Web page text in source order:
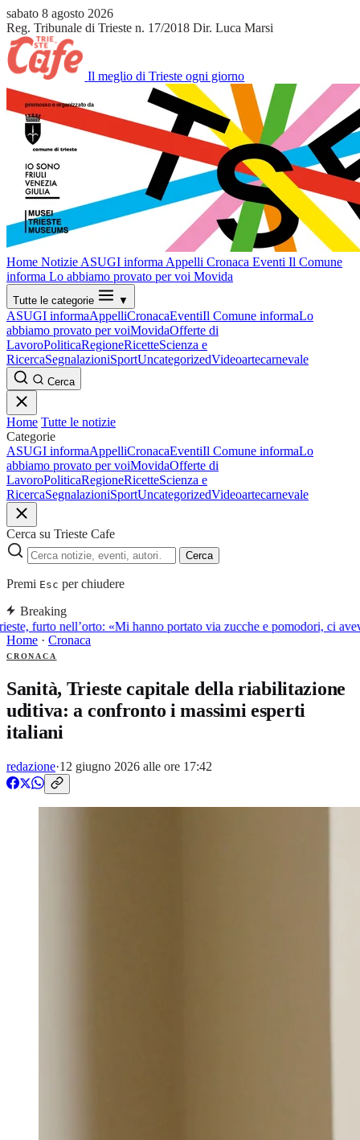
sabato 8 agosto 2026
Reg. Tribunale di Trieste n. 17/2018 Dir. Luca Marsi
Il meglio di Trieste ogni giorno
Home Notizie ASUGI informa Appelli Cronaca Eventi Il Comune
informa Lo abbiamo provato per voi Movida
Tutte le categorie ▼
ASUGI informaAppelliCronacaEventiIl Comune informaLo
abbiamo provato per voiMovidaOfferte di
LavoroPoliticaRegioneRicetteScienza e
RicercaSegnalazioniSportUncategorizedVideoartecarnevale
Cerca
Home Tutte le notizie
Categorie
ASUGI informaAppelliCronacaEventiIl Comune informaLo
abbiamo provato per voiMovidaOfferte di
LavoroPoliticaRegioneRicetteScienza e
RicercaSegnalazioniSportUncategorizedVideoartecarnevale
Cerca su Trieste Cafe
Cerca
Premi Esc per chiudere
Breaking
furto nell’orto: «Mi hanno portato via zucche e pomodori, ci
Home · Cronaca
CRONACA
Sanità, Trieste capitale della riabilitazione
uditiva: a confronto i massimi esperti
italiani
redazione·12 giugno 2026 alle ore 17:42